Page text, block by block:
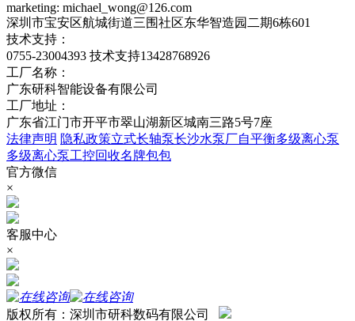
marketing: michael_wong@126.com
深圳市宝安区航城街道三围社区东华智造园二期6栋601
技术支持：
0755-23004393 技术支持13428768926
工厂名称：
广东研科智能设备有限公司
工厂地址：
广东省江门市开平市翠山湖新区城南三路5号7座
法律声明 隐私政策立式长轴泵长沙水泵厂自平衡多级离心泵
多级离心泵工控回收名牌包包
官方微信
×
客服中心
×
版权所有：深圳市研科数码有限公司